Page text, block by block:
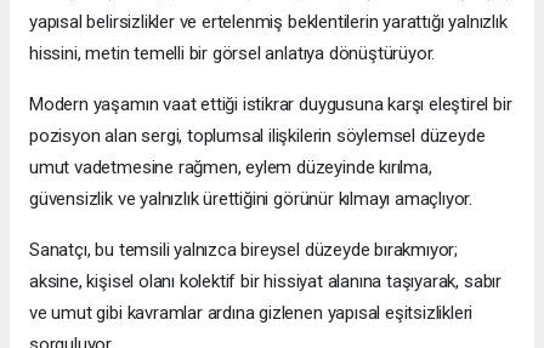
yapısal belirsizlikler ve ertelenmiş beklentilerin yarattığı yalnızlık
hissini, metin temelli bir görsel anlatıya dönüştürüyor.
Modern yaşamın vaat ettiği istikrar duygusuna karşı eleştirel bir
pozisyon alan sergi, toplumsal ilişkilerin söylemsel düzeyde
umut vadetmesine rağmen, eylem düzeyinde kırılma,
güvensizlik ve yalnızlık ürettiğini görünür kılmayı amaçlıyor.
Sanatçı, bu temsili yalnızca bireysel düzeyde bırakmıyor;
aksine, kişisel olanı kolektif bir hissiyat alanına taşıyarak, sabır
ve umut gibi kavramlar ardına gizlenen yapısal eşitsizlikleri